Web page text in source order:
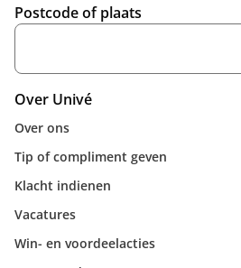
Postcode of plaats
Over Univé
Over ons
Tip of compliment geven
Klacht indienen
Vacatures
Win- en voordeelacties